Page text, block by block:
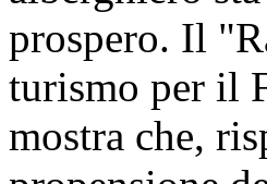
prospero. Il
turismo per il
mostra che,